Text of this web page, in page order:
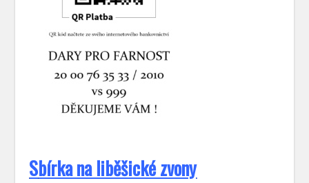
Sbírka na liběšické zvony